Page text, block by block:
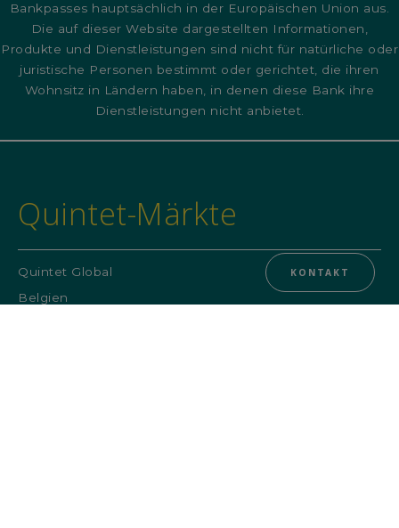
Bankpasses hauptsächlich in der Europäischen Union aus.
Die auf dieser Website dargestellten Informationen,
Produkte und Dienstleistungen sind nicht für natürliche oder
juristische Personen bestimmt oder gerichtet, die ihren
Wohnsitz in Ländern haben, in denen diese Bank ihre
Dienstleistungen nicht anbietet.
Quintet-Märkte
Quintet Global
Belgien
KONTAKT